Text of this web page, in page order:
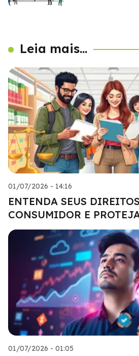
Leia mais...
01/07/2026 - 14:16
ENTENDA SEUS
CONSUMIDOR E
01/07/2026 - 01:05